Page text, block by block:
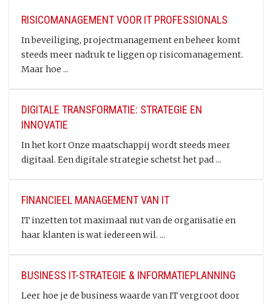
RISICOMANAGEMENT VOOR IT PROFESSIONALS
In beveiliging, projectmanagement en beheer komt
steeds meer nadruk te liggen op risicomanagement.
Maar hoe ...
DIGITALE TRANSFORMATIE: STRATEGIE EN
INNOVATIE
In het kort Onze maatschappij wordt steeds meer
digitaal. Een digitale strategie schetst het pad ...
FINANCIEEL MANAGEMENT VAN IT
IT inzetten tot maximaal nut van de organisatie en
haar klanten is wat iedereen wil. ...
BUSINESS IT-STRATEGIE & INFORMATIEPLANNING
Leer hoe je de business waarde van IT vergroot door